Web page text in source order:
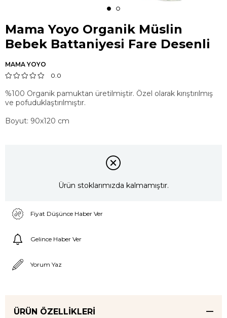
Mama Yoyo Organik Müslin
Bebek Battaniyesi Fare Desenli
MAMA YOYO
0.0
%100 Organik pamuktan üretilmiştir. Özel olarak kırıştırılmış
ve pofuduklaştırılmıştır.
Boyut: 90x120 cm
Ürün stoklarımızda kalmamıştır.
Fiyat Düşünce Haber Ver
Gelince Haber Ver
Yorum Yaz
ÜRÜN ÖZELLIKLERI